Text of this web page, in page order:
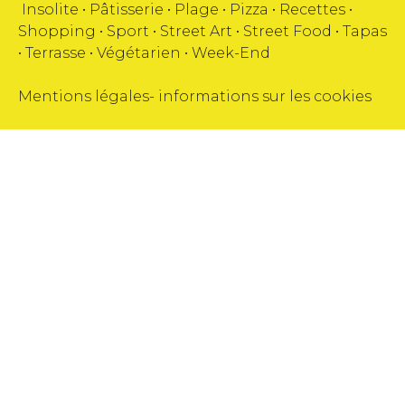
Insolite • Pâtisserie • Plage • Pizza • Recettes •
Shopping • Sport • Street Art • Street Food • Tapas
• Terrasse • Végétarien • Week-End
Mentions légales- informations sur les cookies